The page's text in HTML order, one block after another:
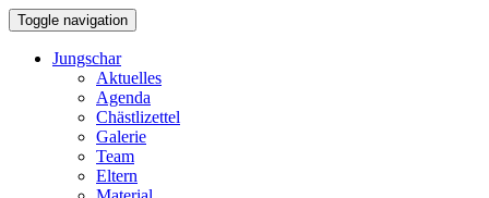
Toggle navigation
Jungschar
Aktuelles
Agenda
Chästlizettel
Galerie
Team
Eltern